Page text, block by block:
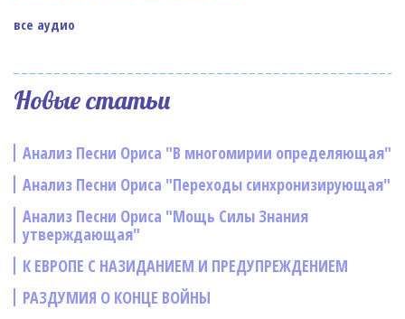
все аудио
Новые статьи
Анализ Песни Ориса "В многомирии определяющая"
Анализ Песни Ориса "Переходы синхронизирующая"
Анализ Песни Ориса "Мощь Силы Знания
утверждающая"
К ЕВРОПЕ С НАЗИДАНИЕМ И ПРЕДУПРЕЖДЕНИЕМ
РАЗДУМИЯ О КОНЦЕ ВОЙНЫ